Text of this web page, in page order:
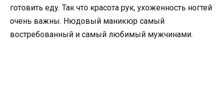
готовить еду. Так что красота рук, ухоженность ногтей
очень важны. Нюдовый маникюр самый
востребованный и самый любимый мужчинами.